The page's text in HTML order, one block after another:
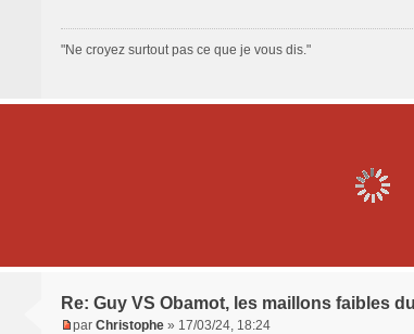
o
"Ne croyez surtout pas ce que je vous dis."
Re: Guy VS Obamot, les maillons faibles
par Christophe » 17/03/24, 18:24